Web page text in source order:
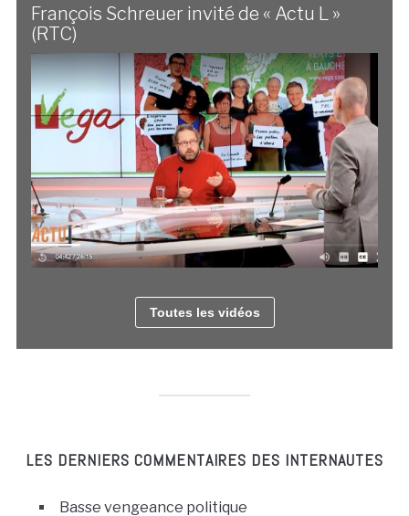
François Schreuer invité de « Actu L »
(RTC)
Toutes les vidéos
LES DERNIERS COMMENTAIRES DES INTERNAUTES
Basse vengeance politique